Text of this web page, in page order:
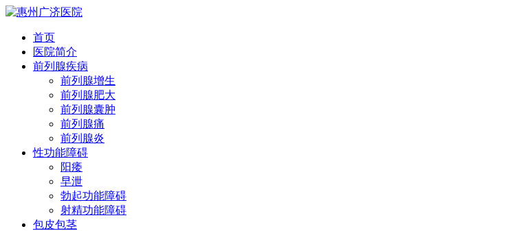
首页
医院简介
前列腺疾病
前列腺增生
前列腺肥大
前列腺囊肿
前列腺痛
前列腺炎
性功能障碍
阳痿
早泄
勃起功能障碍
射精功能障碍
包皮包茎